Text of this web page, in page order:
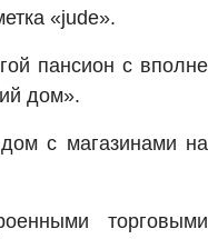
«jude».
пансион с вполне
дом».
с магазинами на
торговыми